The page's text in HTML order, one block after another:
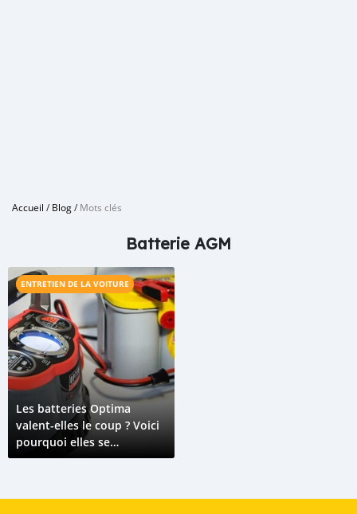
Accueil /Blog/Mots clés
Batterie AGM
ENTRETIEN DE LA VOITURE
Les batteries Optima
valent-elles le coup ? Voici
pourquoi elles se
démarquent